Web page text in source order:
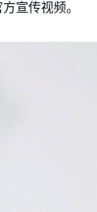
宣传视频。